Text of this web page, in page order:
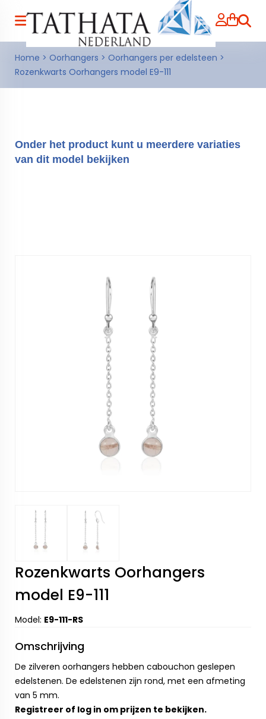
Home > Oorhangers > Oorhangers per edelsteen >
Rozenkwarts Oorhangers model E9-111
Onder het product kunt u meerdere variaties
van dit model bekijken
Rozenkwarts Oorhangers
model E9-111
Model: E9-111-RS
Omschrijving
De zilveren oorhangers hebben cabouchon geslepen
edelstenen. De edelstenen zijn rond, met een afmeting
van 5 mm.
Registreer of log in om prijzen te bekijken.